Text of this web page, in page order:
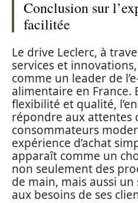
Conclusion sur
facilitée
Le drive Leclerc, à
services et
comme un leader de
alimentaire en France.
flexibilité et qualité,
répondre aux attentes
consommateurs
expérience d’achat
apparaît comme un
non seulement des
de main, mais aussi
aux besoins de ses